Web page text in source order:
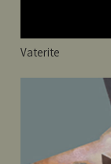
Vaterite